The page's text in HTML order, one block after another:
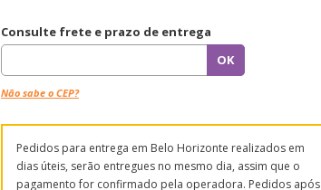
Consulte frete e prazo de entrega
Não sabe o CEP?
Pedidos para entrega em Belo Horizonte realizados em
dias úteis, serão entregues no mesmo dia, assim que o
pagamento for confirmado pela operadora. Pedidos após